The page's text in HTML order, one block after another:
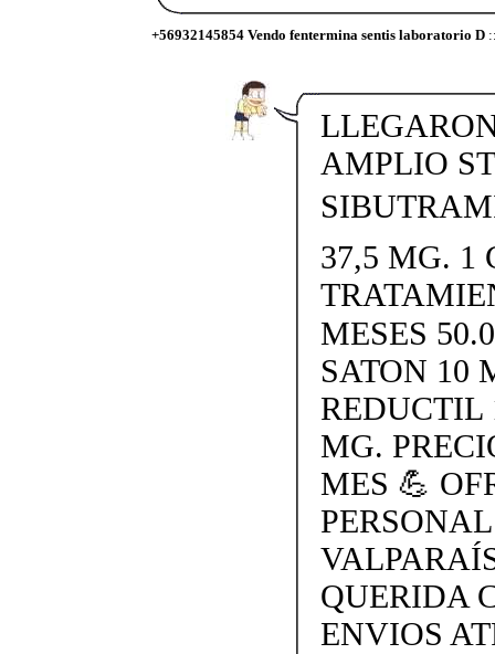
+56932145854 Vendo fentermina sentis laboratorio D::
AMPLIO
37,5 MG. 1
MESES
SATON 10
REDUCTIL
MG.
MES 💪
QUERIDA
ENVIOS